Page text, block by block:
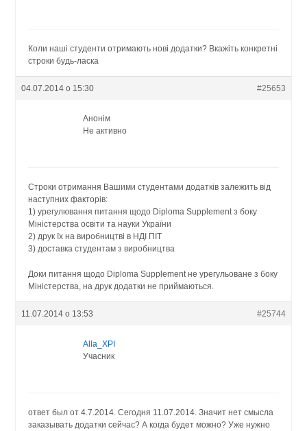
Коли наші студенти отримають нові додатки? Вкажіть конкретні
строки будь-ласка
04.07.2014 о 15:30 #25653
Анонім
Не активно
Строки отримання Вашими студентами додатків залежить від
наступних факторів:
1) урегулювання питання щодо Diploma Supplement з боку
Міністерства освіти та науки України
2) друк їх на виробництві в НДІ ПІТ
3) доставка студентам з виробництва
Доки питання щодо Diploma Supplement не урегульоване з боку
Міністерства, на друк додатки не приймаються.
11.07.2014 о 13:53 #25744
Alla_XPI
Учасник
ответ был от 4.7.2014. Сегодня 11.07.2014. Значит нет смысла
заказывать додатки сейчас? А когда будет можно? Уже нужно